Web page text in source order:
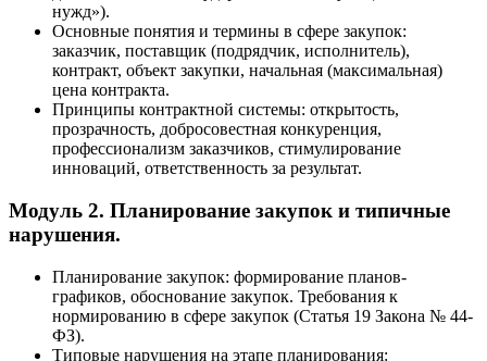
нужд»).
Основные понятия и термины в сфере закупок:
заказчик, поставщик (подрядчик, исполнитель),
контракт, объект закупки, начальная (максимальная)
цена контракта.
Принципы контрактной системы: открытость,
прозрачность, добросовестная конкуренция,
профессионализм заказчиков, стимулирование
инноваций, ответственность за результат.
Модуль 2. Планирование закупок и типичные
нарушения.
Планирование закупок: формирование планов-
графиков, обоснование закупок. Требования к
нормированию в сфере закупок (Статья 19 Закона № 44-
ФЗ).
Типовые нарушения на этапе планирования: